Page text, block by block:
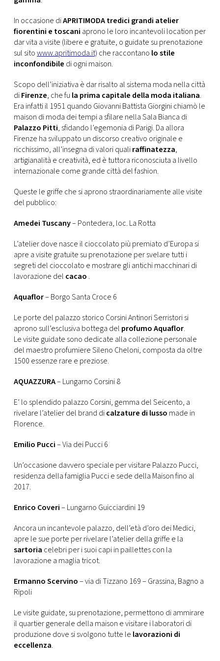
CONSIGLIA
In occasione diAPRITIMODAtredici grandi atelier
fiorentini e toscani aprono le loro incantevoli location per
dar vita a visite (libere e gratuite, o guidate su prenotazione
sul sitowww.apritimoda.it) che raccontano lo stile
inconfondibile di ogni maison.
Scopo dell’iniziativa è dar risalto al sistema moda nella città
diFirenze, che fu la prima capitale della moda italiana.
Era infatti il 1951 quando Giovanni Battista Giorgini chiamò le
maison di moda dei tempi a sfilare nella Sala Bianca di
Palazzo Pitti, sfidando l’egemonia di Parigi. Da allora
Firenze ha sviluppato un discorso creativo originale e
ricchissimo, all’insegna di valori qualiraffinatezza,
artigianalità e creatività, ed è tuttora riconosciuta a livello
internazionale come grande città del fashion.
Queste le griffe che si aprono straordinariamente alle visite
del pubblico:
Amedei Tuscany– Pontedera, loc. La Rotta
L’atelier dove nasce il cioccolato più premiato d’Europa si
apre a visite gratuite su prenotazione per svelare tutti i
segreti del cioccolato e mostrare gli antichi macchinari di
lavorazione del cacao .
Aquaflor– Borgo Santa Croce 6
Le porte del palazzo storico Corsini Antinori Serristori si
aprono sull’esclusiva bottega del profumo Aquaflor.
Le visite guidate sono dedicate alla collezione personale
del maestro profumiere Sileno Cheloni, composta da oltre
1500 essenze rare e preziose.
AQUAZZURA– Lungarno Corsini 8
E’ lo splendido palazzo Corsini, gemma del Seicento, a
rivelare l’atelier del brand dicalzature di lusso made in
Florence.
Emilio Pucci– Via dei Pucci 6
Un’occasione davvero speciale per visitare Palazzo Pucci,
residenza della famiglia Pucci e sede della Maison fino al
2017.
Enrico Coveri– Lungarno Guicciardini 19
Ancora un incantevole palazzo, dell’età d’oro dei Medici,
apre le sue porte per rivelare l’atelier della griffe e la
sartoria celebri per i suoi capi in paillettes con la
lavorazione a maglia tricot.
Ermanno Scervino– via di Tizzano 169 – Grassina, Bagno a
Ripoli
Le visite guidate, su prenotazione, permettono di ammirare
il quartier generale della maison e visitare i laboratori di
produzione dove si svolgono tutte le lavorazioni di
eccellenza.